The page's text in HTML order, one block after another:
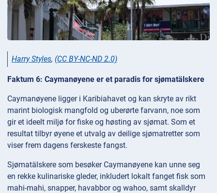
Harry Styles, (CC BY-NC-ND 2.0)
Faktum 6: Caymanøyene er et paradis for sjømatälskere
Caymanøyene ligger i Karibiahavet og kan skryte av rikt
marint biologisk mangfold og uberørte farvann, noe som
gir et ideelt miljø for fiske og høsting av sjømat. Som et
resultat tilbyr øyene et utvalg av deilige sjømatretter som
viser frem dagens ferskeste fangst.
Sjømatälskere som besøker Caymanøyene kan unne seg
en rekke kulinariske gleder, inkludert lokalt fanget fisk som
mahi-mahi, snapper, havabbor og wahoo, samt skalldyr